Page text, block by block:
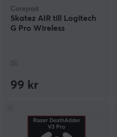
Corepad
Skatez AIR till Logitech
G Pro Wireless
(5)
99 kr